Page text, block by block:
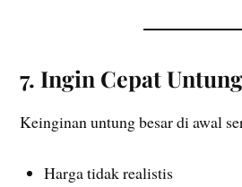
7. Ingin Cepat
Keinginan untung besar di awal
Harga tidak realistis